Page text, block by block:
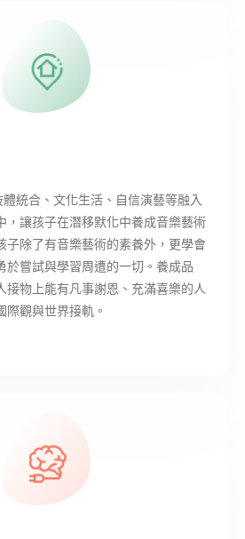
統合、文化生活、自信演藝等融入
，讓孩子在潛移默化中養成音樂藝術
子除了有音樂藝術的素養外，更學會
於嘗試與學習周遭的一切。養成品
接物上能有凡事謝恩、充滿喜樂的人
際觀與世界接軌。